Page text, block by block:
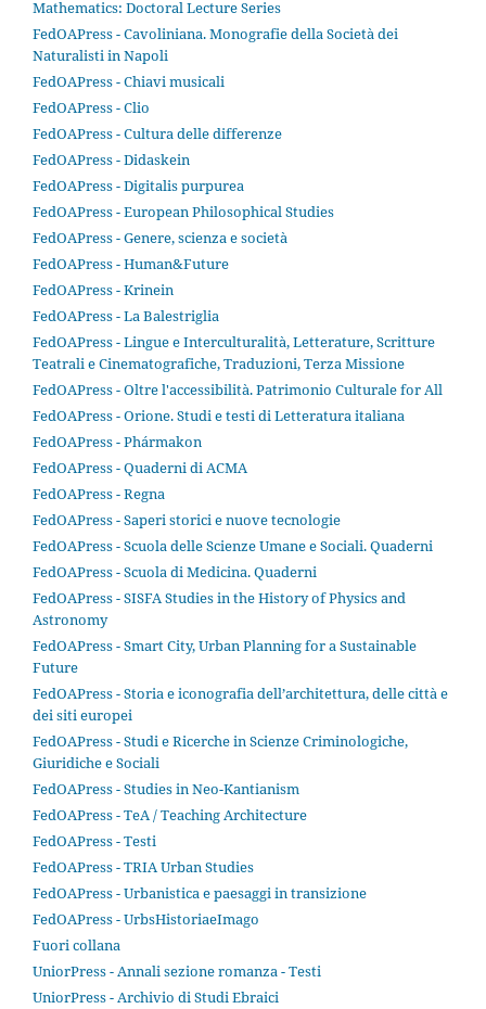
Mathematics: Doctoral Lecture Series
FedOAPress - Cavoliniana. Monografie della Società dei
Naturalisti in Napoli
FedOAPress - Chiavi musicali
FedOAPress - Clio
FedOAPress - Cultura delle differenze
FedOAPress - Didaskein
FedOAPress - Digitalis purpurea
FedOAPress - European Philosophical Studies
FedOAPress - Genere, scienza e società
FedOAPress - Human&Future
FedOAPress - Krinein
FedOAPress - La Balestriglia
FedOAPress - Lingue e Interculturalità, Letterature, Scritture
Teatrali e Cinematografiche, Traduzioni, Terza Missione
FedOAPress - Oltre l'accessibilità. Patrimonio Culturale for All
FedOAPress - Orione. Studi e testi di Letteratura italiana
FedOAPress - Phármakon
FedOAPress - Quaderni di ACMA
FedOAPress - Regna
FedOAPress - Saperi storici e nuove tecnologie
FedOAPress - Scuola delle Scienze Umane e Sociali. Quaderni
FedOAPress - Scuola di Medicina. Quaderni
FedOAPress - SISFA Studies in the History of Physics and
Astronomy
FedOAPress - Smart City, Urban Planning for a Sustainable
Future
FedOAPress - Storia e iconografia dell’architettura, delle città e
dei siti europei
FedOAPress - Studi e Ricerche in Scienze Criminologiche,
Giuridiche e Sociali
FedOAPress - Studies in Neo-Kantianism
FedOAPress - TeA / Teaching Architecture
FedOAPress - Testi
FedOAPress - TRIA Urban Studies
FedOAPress - Urbanistica e paesaggi in transizione
FedOAPress - UrbsHistoriaeImago
Fuori collana
UniorPress - Annali sezione romanza - Testi
UniorPress - Archivio di Studi Ebraici